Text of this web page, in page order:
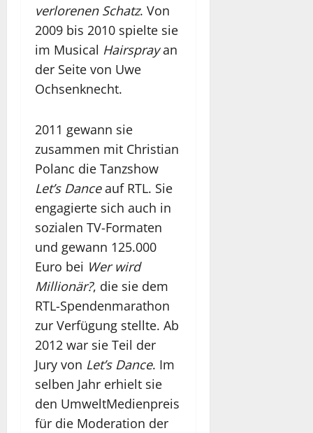
verlorenen Schatz. Von
2009 bis 2010 spielte sie
im Musical Hairsprayan
der Seite von Uwe
Ochsenknecht.
2011 gewann sie
zusammen mit Christian
Polanc die Tanzshow
Let’s Danceauf RTL. Sie
engagierte sich auch in
sozialen TV-Formaten
und gewann 125.000
Euro bei Wer wird
Millionär?, die sie dem
RTL-Spendenmarathon
zur Verfügung stellte. Ab
2012 war sie Teil der
Jury von Let’s Dance. Im
selben Jahr erhielt sie
den UmweltMedienpreis
für die Moderation der